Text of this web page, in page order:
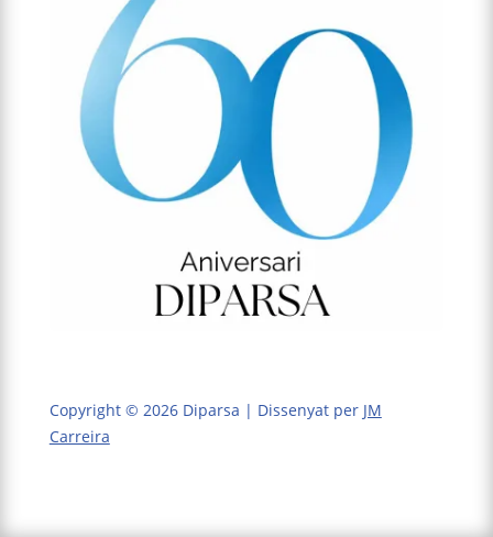
Copyright © 2026 Diparsa | Dissenyat per JM
Carreira